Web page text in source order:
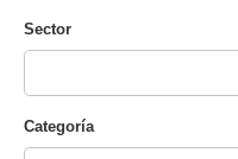
Sector
Categoría